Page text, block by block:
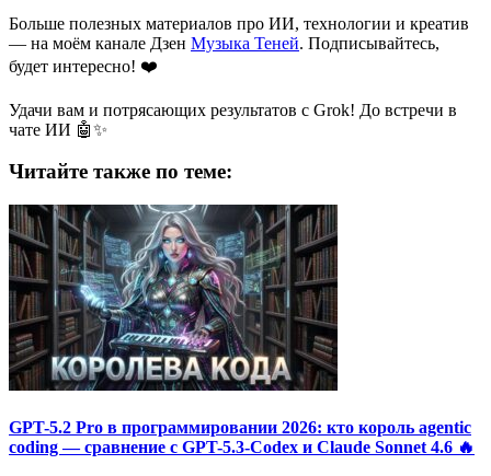
Больше полезных материалов про ИИ, технологии и креатив
— на моём канале Дзен Музыка Теней. Подписывайтесь,
будет интересно! ❤️
Удачи вам и потрясающих результатов с Grok! До встречи в
чате ИИ 🤖✨
Читайте также по теме:
GPT-5.2 Pro в программировании 2026: кто король agentic
coding — сравнение с GPT-5.3-Codex и Claude Sonnet 4.6 🔥